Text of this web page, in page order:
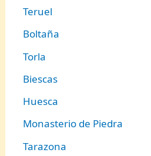
Teruel
Boltaña
Torla
Biescas
Huesca
Monasterio de Piedra
Tarazona